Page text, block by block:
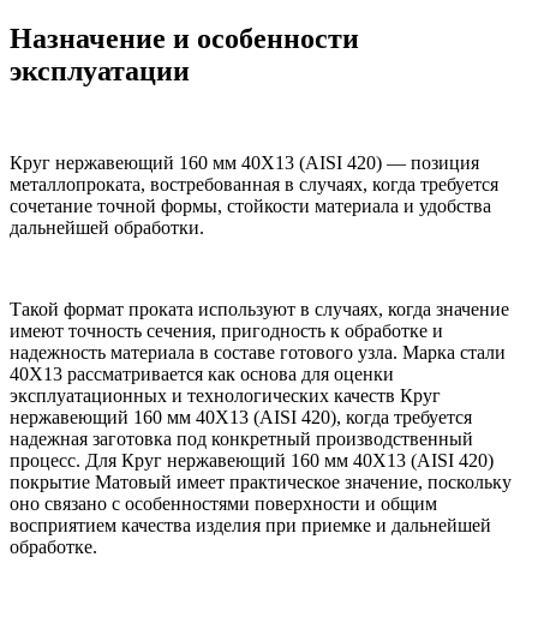
Назначение и особенности
эксплуатации
Круг нержавеющий 160 мм 40Х13 (AISI 420) — позиция
металлопроката, востребованная в случаях, когда требуется
сочетание точной формы, стойкости материала и удобства
дальнейшей обработки.
Такой формат проката используют в случаях, когда значение
имеют точность сечения, пригодность к обработке и
надежность материала в составе готового узла. Марка стали
40Х13 рассматривается как основа для оценки
эксплуатационных и технологических качеств Круг
нержавеющий 160 мм 40Х13 (AISI 420), когда требуется
надежная заготовка под конкретный производственный
процесс. Для Круг нержавеющий 160 мм 40Х13 (AISI 420)
покрытие Матовый имеет практическое значение, поскольку
оно связано с особенностями поверхности и общим
восприятием качества изделия при приемке и дальнейшей
обработке.